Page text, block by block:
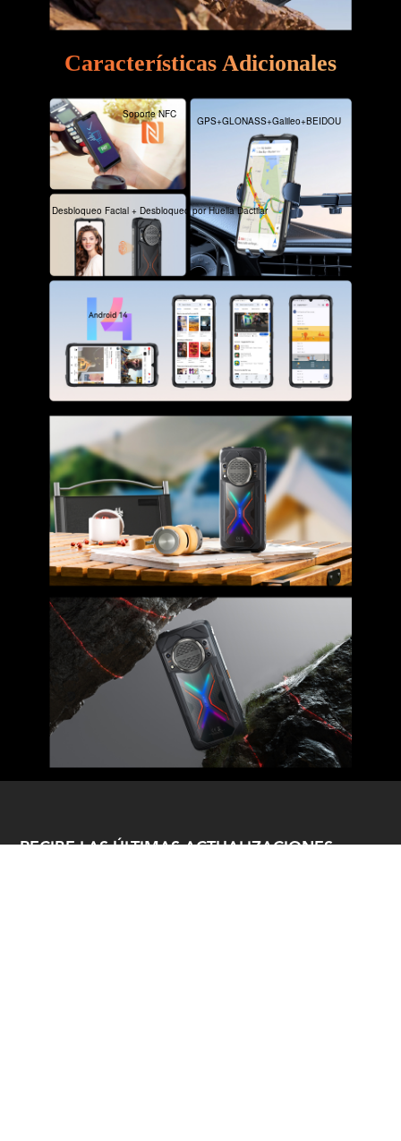
Características Adicionales
Soporte NFC
GPS+GLONASS+Galileo+BEIDOU
Desbloqueo Facial + Desbloqueo por Huella Dactilar
RECIBE LAS ÚLTIMAS ACTUALIZACIONES: